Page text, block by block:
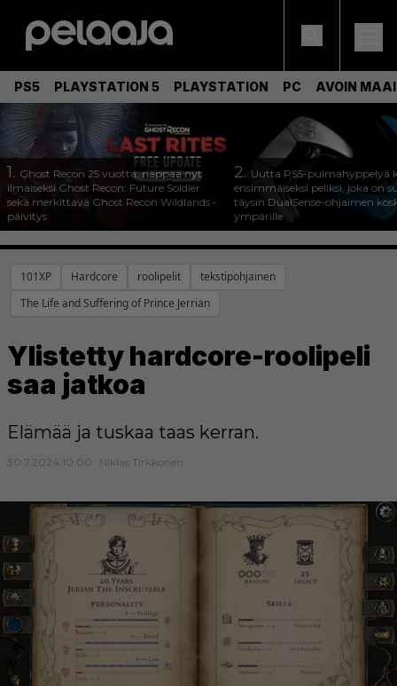
PS5 PLAYSTATION 5 PLAYSTATION PC AVOIN
1. Ghost Recon 25 vuotta: nappaa nyt
ilmaiseksi Ghost Recon: Future Soldier
sekä merkittävä Ghost Recon Wildlands -
päivitys
2. Uutta PS5-pulmahyppelyä
ensimmäiseksi peliksi, joka on
täysin DualSense-ohjaimen
ympärille
101XP Hardcore roolipelit
tekstipohjainen
The Life and Suffering of Prince Jerrian
Ylistetty hardcore-roolipeli
saa jatkoa
Elämää ja tuskaa taas kerran.
30.7.2024 10:00 Niklas Tirkkonen